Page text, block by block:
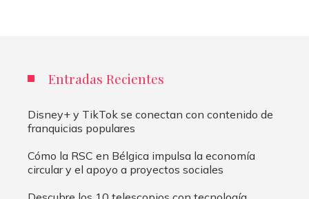
Entradas Recientes
Disney+ y TikTok se conectan con contenido de
franquicias populares
Cómo la RSC en Bélgica impulsa la economía
circular y el apoyo a proyectos sociales